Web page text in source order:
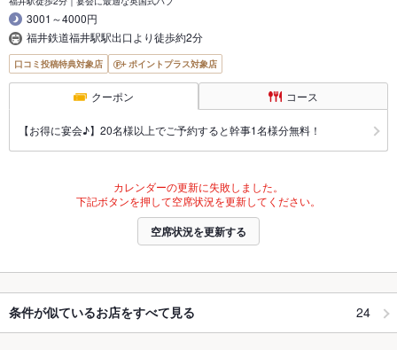
3001～4000円
福井鉄道福井駅駅出口より徒歩約2分
口コミ投稿特典対象店 ポイントプラス対象店
クーポン コース
【お得に宴会♪】20名様以上でご予約すると幹事1名様分無料！
カレンダーの更新に失敗しました。
下記ボタンを押して空席状況を更新してください。
空席状況を更新する
条件が似ているお店をすべて見る 24